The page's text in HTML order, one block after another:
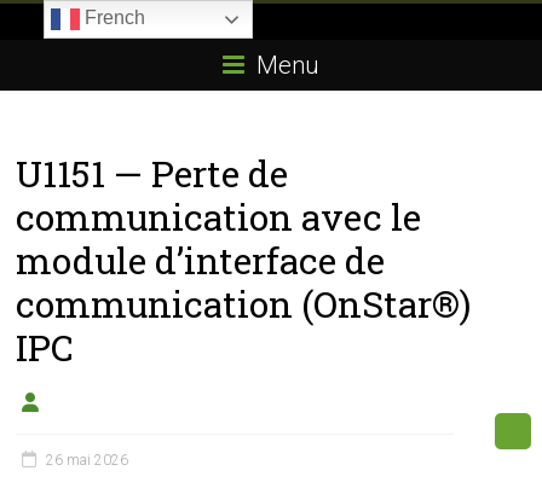
E85.com
passion
boîtier
éthanol
Menu
U1151 — Perte de
communication avec le
module d’interface de
communication (OnStar®)
IPC
26 mai 2026
French